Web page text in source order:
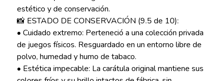
estético y de conservación.
📸 ESTADO DE CONSERVACIÓN (9.5 de 10):
• Cuidado extremo: Perteneció a una colección privada
de juegos físicos. Resguardado en un entorno libre de
polvo, humedad y humo de tabaco.
• Estética impecable: La carátula original mantiene sus